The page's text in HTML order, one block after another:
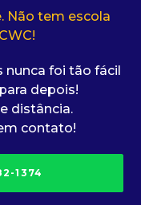
Não tem escola
nunca foi tão fácil
depois!
distância.
contato!
1374